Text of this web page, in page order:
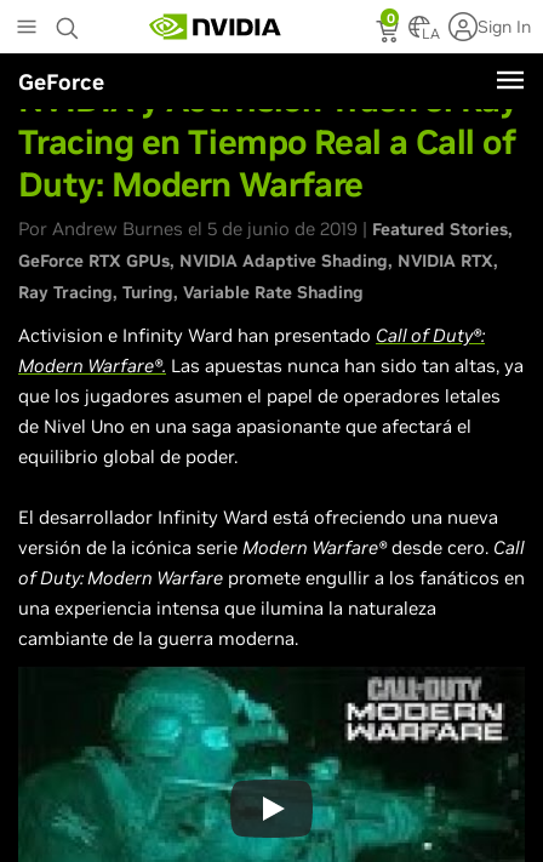
to
main
content
0
LA Sign In
GeForce
NVIDIA y Activision Traen el Ray
Tracing en Tiempo Real a Call of
Duty: Modern Warfare
Por Andrew Burnes el 5 de junio de 2019 | Featured Stories
GeForce RTX GPUs NVIDIA Adaptive Shading NVIDIA RTX
Ray Tracing Turing Variable Rate Shading
Activision e Infinity Ward han presentado Call of Duty®:
Modern Warfare®. Las apuestas nunca han sido tan altas, ya
que los jugadores asumen el papel de operadores letales
de Nivel Uno en una saga apasionante que afectará el
equilibrio global de poder.
El desarrollador Infinity Ward está ofreciendo una nueva
versión de la icónica serie Modern Warfare®desde cero. Call
of Duty: Modern Warfare promete engullir a los fanáticos en
una experiencia intensa que ilumina la naturaleza
cambiante de la guerra moderna.